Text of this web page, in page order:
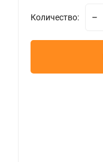
Количество: